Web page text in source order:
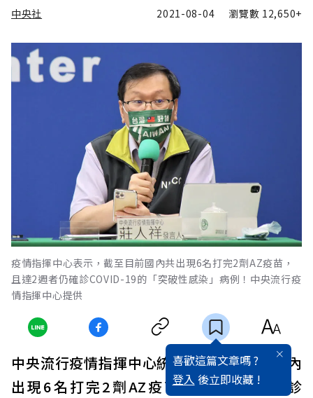
中央社 2021-08-04 瀏覽數 12,650+
疫情指揮中心表示，截至目前國內共出現6名打完2劑AZ疫苗，
且達2週者仍確診COVID-19的「突破性感染」病例！中央流行疫
情指揮中心提供
喜歡這篇文章嗎 ?
登入 後立即收藏 !
中央流行疫情指揮中心統計，截至目前，國內
出現6名打完2劑AZ疫苗且達2週者仍確診